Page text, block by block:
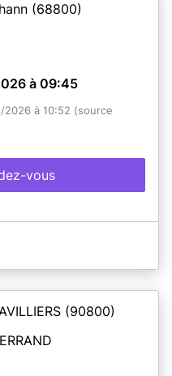
(68800)
à 09:45
à 10:52 (source
vous
(90800)